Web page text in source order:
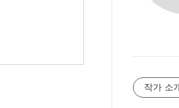
작가 소